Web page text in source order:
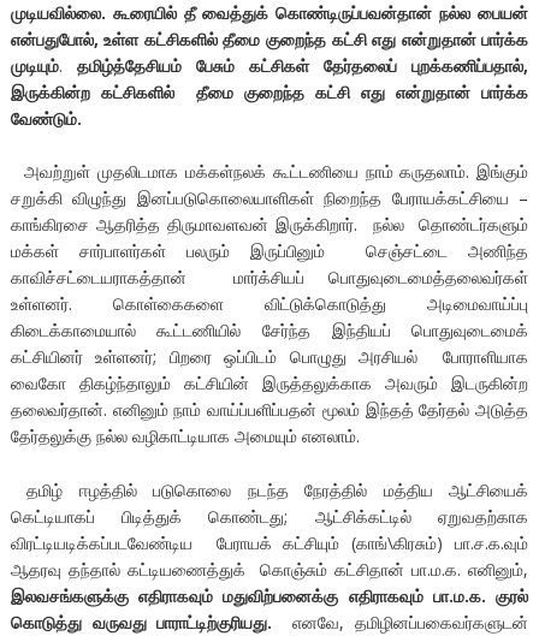
முடியவில்லை. கூரையில் தீ வைத்துக் கொண்டிருப்பவன்தான் நல்ல பையன்
என்பதுபோல், உள்ள கட்சிகளில் தீமை குறைந்த கட்சி எது என்றுதான் பார்க்க
முடியும். தமிழ்த்தேசியம் பேசும் கட்சிகள் தேர்தலைப் புறக்கணிப்பதால்,
இருக்கின்ற கட்சிகளில் தீமை குறைந்த கட்சி எது என்றுதான் பார்க்க
வேண்டும்.
அவற்றுள் முதலிடமாக மக்கள்நலக் கூட்டணியை நாம் கருதலாம். இங்கும்
சறுக்கி விழுந்து இனப்படுகொலையாளிகள் நிறைந்த பேராயக்கட்சியை –
காங்கிரசை ஆதரித்த திருமாவளவன் இருக்கிறார். நல்ல தொண்டர்களும்
மக்கள் சார்பாளர்கள் பலரும் இருப்பினும் செஞ்சட்டை அணிந்த
காவிச்சட்டையராகத்தான் மார்க்சியப் பொதுவுடைமைத்தலைவர்கள்
உள்ளனர். கொள்கைகளை விட்டுக்கொடுத்து அடிமைவாய்ப்பு
கிடைக்காமையால் கூட்டணியில் சேர்ந்த இந்தியப் பொதுவுடைமைக்
கட்சியினர் உள்ளனர்; பிறரை ஒப்பிடம் பொழுது அரசியல் போராளியாக
வைகோ திகழ்ந்தாலும் கட்சியின் இருத்தலுக்காக அவரும் இடருகின்ற
தலைவர்தான். எனினும் நாம் வாய்ப்பளிப்பதன் மூலம் இந்தத் தேர்தல் அடுத்த
தேர்தலுக்கு நல்ல வழிகாட்டியாக அமையும் எனலாம்.
தமிழ் ஈழத்தில் படுகொலை நடந்த நேரத்தில் மத்திய ஆட்சியைக்
கெட்டியாகப் பிடித்துக் கொண்டது; ஆட்சிக்கட்டில் ஏறுவதற்காக
விரட்டியடிக்கப்படவேண்டிய பேராயக் கட்சியும் (காங்\கிரசும்) பா.ச.க.வும்
ஆதரவு தந்தால் கட்டியணைத்துக் கொஞ்சும் கட்சிதான் பா.ம.க. எனினும்,
இலவசங்களுக்கு எதிராகவும் மதுவிற்பனைக்கு எதிராகவும் பா.ம.க. குரல்
கொடுத்து வருவது பாராட்டிற்குரியது. எனவே, தமிழினப்பகைவர்களுடன்